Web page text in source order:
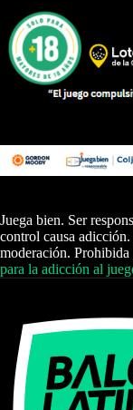
Juega bien. Ser
control causa
moderación. Prohibida
para la adicción al